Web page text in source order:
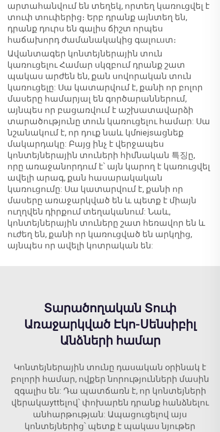
արտահանվում են տեղեկ, որտեղ կառուցվել է
տուփ տուփերից։ Երբ դրանք այնտեղ են,
դրանք դուրս են գալիս ճիշտ որպես
հաճախորդ ժամանակակից գալուստ։
Ավանտագեր կոնտեյներային տուն
կառուցելու Համար սկզբում դրանք շատ
պակաս արժեն են, քան սովորական տուն
կառուցելը: Սա կատարվում է, քանի որ բոլոր
մասերը համարյալ են գործարաններում,
այնպես որ բացառվում է աշխատավարձի
տարածությունը տուն կառուցելու համար: Սա
նշանակում է, որ դուք նաև կմniejsացնեք
մակարդակը: Բայց ինչ է վերջապես
կոնտեյներային տուների հիմնական 특징ը,
որը առաջանորդում է՝ այն կարող է կառուցվել
ավելի արագ, քան հասարակական
կառուցումը: Սա կատարվում է, քանի որ
մասերը առաջարկված են և պետք է միայն
ուղղվեն դիրքում տեղականում: Նաև,
կոնտեյներային տուները շատ հեռավոր են և
ուժեղ են, քանի որ կառուցված են արկղից,
այնպես որ ավելի կոտրական են:
Տարածողական Տուփ
Առաջարկված Էկո-Սենսիբիլ
Անձների համար
Կոնտեյներային տունը դասական օրինակ է
բոլորի համար, ովքեր նորությունների մասին
զգալիս են: Դա պատճառն է, որ կոնտեյների
վերակաyttելով՝ փոխարեն դրանք հանձնելու
անհարթության: Ապացուցելով այս
կոնտեյներից՝ պետք է պակաս նյութեր